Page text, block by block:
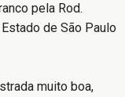
pela Rod.
de São Paulo
muito boa,